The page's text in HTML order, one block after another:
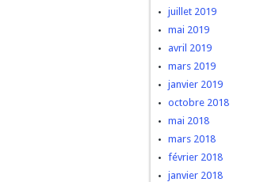
juillet 2019
mai 2019
avril 2019
mars 2019
janvier 2019
octobre 2018
mai 2018
mars 2018
février 2018
janvier 2018